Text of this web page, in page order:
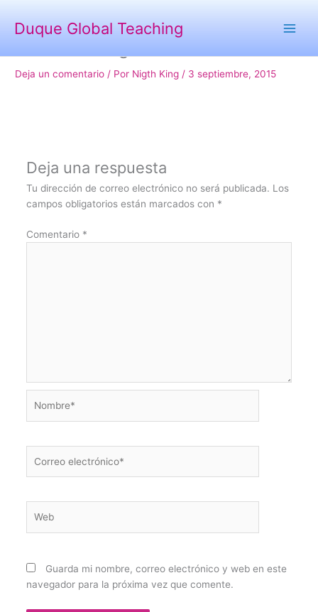
contenido
Duque Global Teaching
Deja un comentario / Por Nigth King / 3 septiembre, 2015
Deja una respuesta
Tu dirección de correo electrónico no será publicada. Los
campos obligatorios están marcados con *
Comentario *
electrónico*
Guarda mi nombre, correo electrónico y web en este
navegador para la próxima vez que comente.